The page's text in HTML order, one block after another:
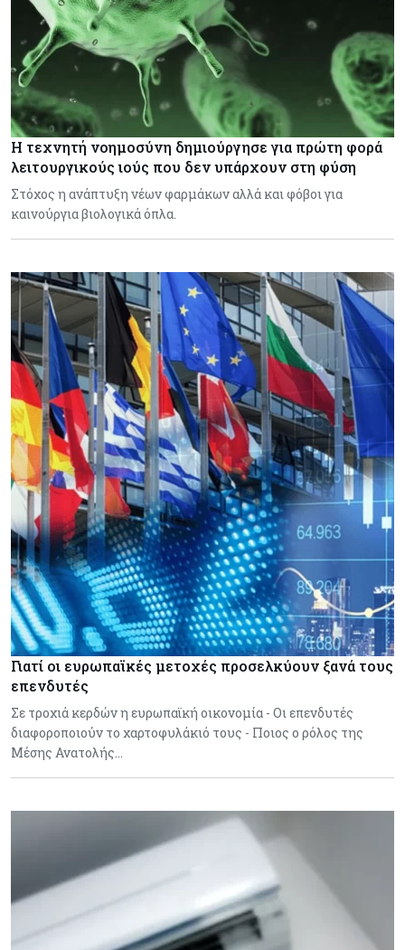
Η τεχνητή νοημοσύνη δημιούργησε για πρώτη φορά
λειτουργικούς ιούς που δεν υπάρχουν στη φύση
Στόχος η ανάπτυξη νέων φαρμάκων αλλά και φόβοι για
καινούργια βιολογικά όπλα.
Γιατί οι ευρωπαϊκές μετοχές προσελκύουν ξανά τους
επενδυτές
Σε τροχιά κερδών η ευρωπαϊκή οικονομία - Οι επενδυτές
διαφοροποιούν το χαρτοφυλάκιό τους - Ποιος ο ρόλος της
Μέσης Ανατολής…